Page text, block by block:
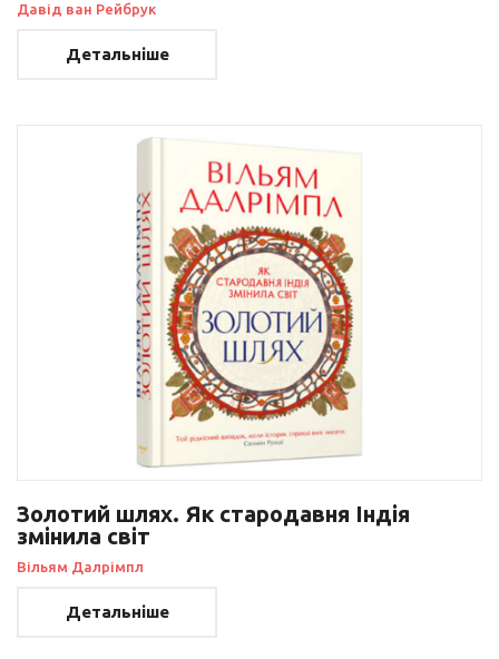
Давід ван Рейбрук
Детальніше
Золотий шлях. Як стародавня Індія
змінила світ
Вільям Далрімпл
Детальніше